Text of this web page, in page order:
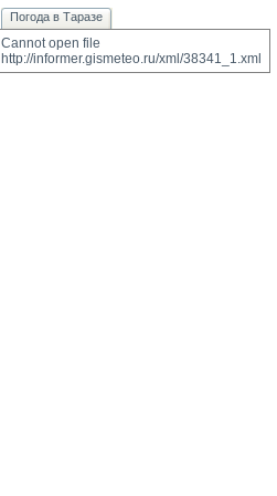
Погода в Таразе
Cannot open file
http://informer.gismeteo.ru/xml/38341_1.xml